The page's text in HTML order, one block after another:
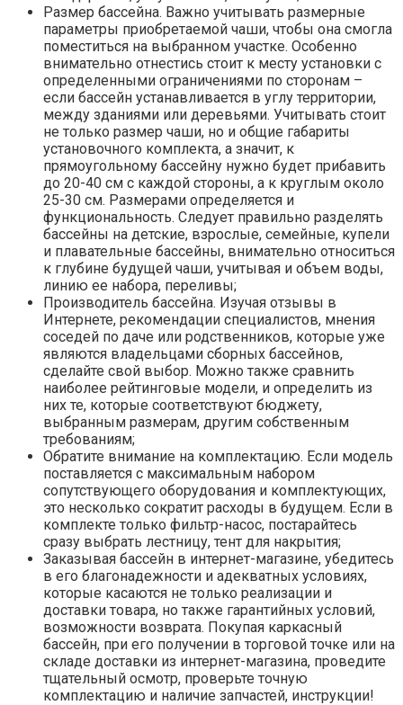
Размер бассейна. Важно учитывать размерные
параметры приобретаемой чаши, чтобы она смогла
поместиться на выбранном участке. Особенно
внимательно отнестись стоит к месту установки с
определенными ограничениями по сторонам –
если бассейн устанавливается в углу территории,
между зданиями или деревьями. Учитывать стоит
не только размер чаши, но и общие габариты
установочного комплекта, а значит, к
прямоугольному бассейну нужно будет прибавить
до 20-40 см с каждой стороны, а к круглым около
25-30 см. Размерами определяется и
функциональность. Следует правильно разделять
бассейны на детские, взрослые, семейные, купели
и плавательные бассейны, внимательно относиться
к глубине будущей чаши, учитывая и объем воды,
линию ее набора, переливы;
Производитель бассейна. Изучая отзывы в
Интернете, рекомендации специалистов, мнения
соседей по даче или родственников, которые уже
являются владельцами сборных бассейнов,
сделайте свой выбор. Можно также сравнить
наиболее рейтинговые модели, и определить из
них те, которые соответствуют бюджету,
выбранным размерам, другим собственным
требованиям;
Обратите внимание на комплектацию. Если модель
поставляется с максимальным набором
сопутствующего оборудования и комплектующих,
это несколько сократит расходы в будущем. Если в
комплекте только фильтр-насос, постарайтесь
сразу выбрать лестницу, тент для накрытия;
Заказывая бассейн в интернет-магазине, убедитесь
в его благонадежности и адекватных условиях,
которые касаются не только реализации и
доставки товара, но также гарантийных условий,
возможности возврата. Покупая каркасный
бассейн, при его получении в торговой точке или на
складе доставки из интернет-магазина, проведите
тщательный осмотр, проверьте точную
комплектацию и наличие запчастей, инструкции!